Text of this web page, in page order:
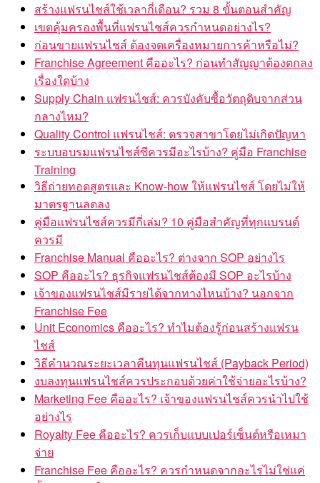
สร้างแฟรนไชส์ใช้เวลากี่เดือน? รวม 8 ขั้นตอนสำคัญ
เขตคุ้มครองพื้นที่แฟรนไชส์ควรกำหนดอย่างไร?
ก่อนขายแฟรนไชส์ ต้องจดเครื่องหมายการค้าหรือไม่?
Franchise Agreement คืออะไร? ก่อนทำสัญญาต้องตกลง
เรื่องใดบ้าง
Supply Chain แฟรนไชส์: ควรบังคับซื้อวัตถุดิบจากส่วน
กลางไหม?
Quality Control แฟรนไชส์: ตรวจสาขาโดยไม่เกิดปัญหา
ระบบอบรมแฟรนไชส์ซีควรมีอะไรบ้าง? คู่มือ Franchise
Training
วิธีถ่ายทอดสูตรและ Know-how ให้แฟรนไชส์ โดยไม่ให้
มาตรฐานลดลง
คู่มือแฟรนไชส์ควรมีกี่เล่ม? 10 คู่มือสำคัญที่ทุกแบรนด์
ควรมี
Franchise Manual คืออะไร? ต่างจาก SOP อย่างไร
SOP คืออะไร? ธุรกิจแฟรนไชส์ต้องมี SOP อะไรบ้าง
เจ้าของแฟรนไชส์มีรายได้จากทางไหนบ้าง? นอกจาก
Franchise Fee
Unit Economics คืออะไร? ทำไมต้องรู้ก่อนสร้างแฟรน
ไชส์
วิธีคำนวณระยะเวลาคืนทุนแฟรนไชส์ (Payback Period)
งบลงทุนแฟรนไชส์ควรประกอบด้วยค่าใช้จ่ายอะไรบ้าง?
Marketing Fee คืออะไร? เจ้าของแฟรนไชส์ควรนำไปใช้
อย่างไร
Royalty Fee คืออะไร? ควรเก็บแบบเปอร์เซ็นต์หรือเหมา
จ่าย
Franchise Fee คืออะไร? ควรกำหนดจากอะไรไม่ใช่แค่